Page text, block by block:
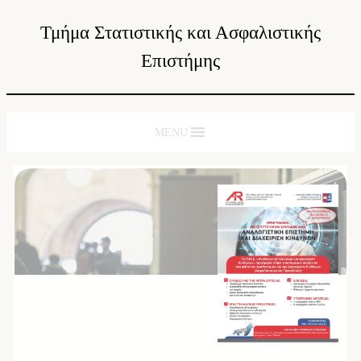
Τμήμα Στατιστικής και Ασφαλιστικής
Επιστήμης
MENU